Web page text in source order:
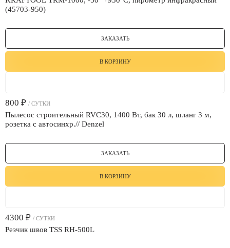
(45703-950)
ЗАКАЗАТЬ
В КОРЗИНУ
800 ₽ / СУТКИ
Пылесос строительный RVC30, 1400 Вт, бак 30 л, шланг 3 м,
розетка с автосинхр.// Denzel
ЗАКАЗАТЬ
В КОРЗИНУ
4300 ₽ / СУТКИ
Резчик швов TSS RH-500L